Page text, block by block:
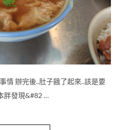
情 辦完後..肚子餓了起來..該是要
胖發現&#82 …